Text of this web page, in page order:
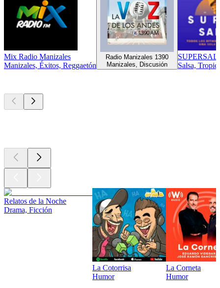
Mix Radio Manizales
Manizales, Éxitos, Reggaetón
Radio Manizales 1390
Manizales, Discusión
Salsa,
Relatos de la Noche
Drama, Ficción
La Cotorrisa
Humor
La Corneta
Humor